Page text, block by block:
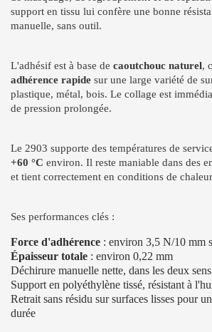
support en tissu lui confère une bonne
manuelle, sans outil.
L'adhésif est à base de caoutchouc naturel,
adhérence rapide sur une large variété de
plastique, métal, bois. Le collage est
de pression prolongée.
Le 2903 supporte des températures de
+60 °C environ. Il reste maniable dans des
et tient correctement en conditions de
Ses performances clés :
Force d'adhérence : environ 3,5 N/10 mm
Épaisseur totale : environ 0,22 mm
Déchirure manuelle nette, dans les deux sens
Support en polyéthylène tissé, résistant à
Retrait sans résidu sur surfaces lisses pour
durée